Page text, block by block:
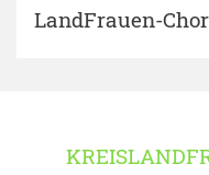
LandFrauen-Chor